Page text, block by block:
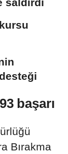
başarı
Bırakma